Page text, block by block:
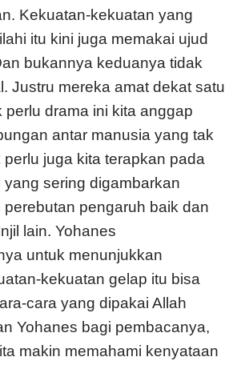
Kekuatan-kekuatan yang
itu kini juga memakai ujud
bukannya keduanya tidak
Justru mereka amat dekat satu
perlu drama ini kita anggap
antar manusia yang tak
perlu juga kita terapkan pada
sering digambarkan
pengaruh baik dan
lain. Yohanes
untuk menunjukkan
kekuatan gelap itu bisa
cara yang dipakai Allah
Yohanes bagi pembacanya,
makin memahami kenyataan